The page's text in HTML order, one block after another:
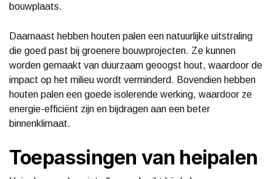
bouwplaats.
Daarnaast hebben houten palen een natuurlijke uitstraling
die goed past bij groenere bouwprojecten. Ze kunnen
worden gemaakt van duurzaam geoogst hout, waardoor de
impact op het milieu wordt verminderd. Bovendien hebben
houten palen een goede isolerende werking, waardoor ze
energie-efficiënt zijn en bijdragen aan een beter
binnenklimaat.
Toepassingen van heipalen